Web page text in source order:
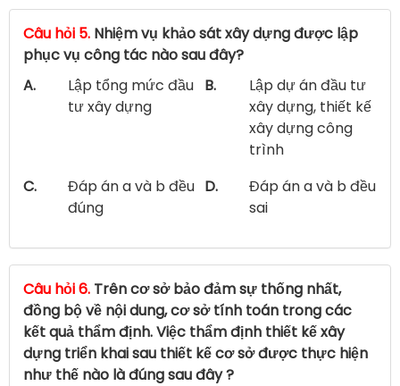
Câu hỏi 5. Nhiệm vụ khảo sát xây dựng được lập
phục vụ công tác nào sau đây?
A.
Lập tổng mức đầu
tư xây dựng
B.
Lập dự án đầu tư
xây dựng, thiết kế
xây dựng công
trình
C.
Đáp án a và b đều
đúng
D.
Đáp án a và b đều
sai
Câu hỏi 6. Trên cơ sở bảo đảm sự thống nhất,
đồng bộ về nội dung, cơ sở tính toán trong các
kết quả thẩm định. Việc thẩm định thiết kế xây
dựng triển khai sau thiết kế cơ sở được thực hiện
như thế nào là đúng sau đây ?